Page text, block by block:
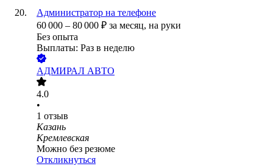
Администратор на телефоне
60 000 – 80 000 ₽ за месяц, на руки
Без опыта
Выплаты: Раз в неделю
АДМИРАЛ АВТО
4.0
•
1 отзыв
Казань
Кремлевская
Можно без резюме
Откликнуться